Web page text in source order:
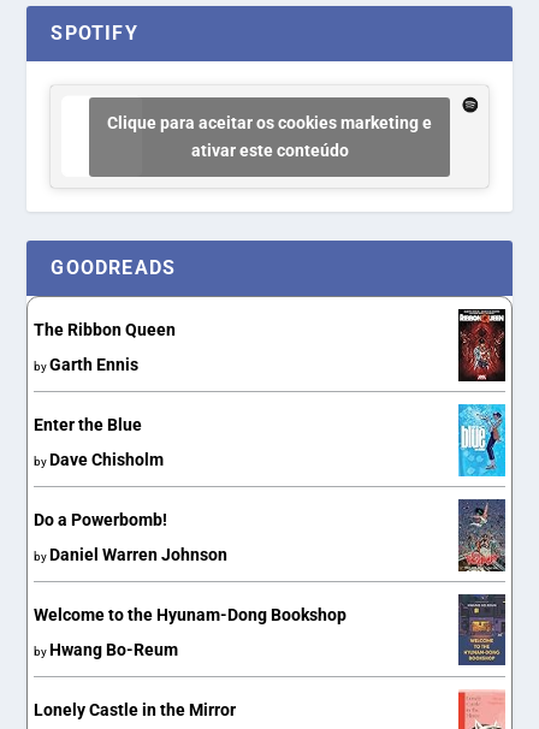
SPOTIFY
Clique para aceitar os cookies marketing e
ativar este conteúdo
GOODREADS
The Ribbon Queen
byGarth Ennis
Enter the Blue
by Dave Chisholm
Do a Powerbomb!
by Daniel Warren Johnson
Welcome to the Hyunam-Dong Bookshop
by Hwang Bo-Reum
Lonely Castle in the Mirror